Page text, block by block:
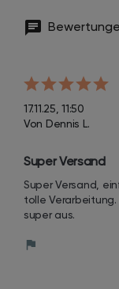
17.11.25, 11:50
Von Dennis L.
Super Versand
Super Versand,
tolle
super aus.